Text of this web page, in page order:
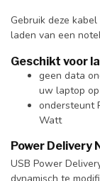
Gebruik deze
laden van een
Geschikt voor
geen data
uw laptop
ondersteunt
Watt
Power Delivery
USB Power